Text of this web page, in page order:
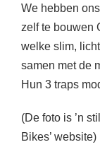
We hebben
zelf te bouwen
welke slim,
samen met de
Hun 3 traps
(De foto is ’n
Bikes’ website)